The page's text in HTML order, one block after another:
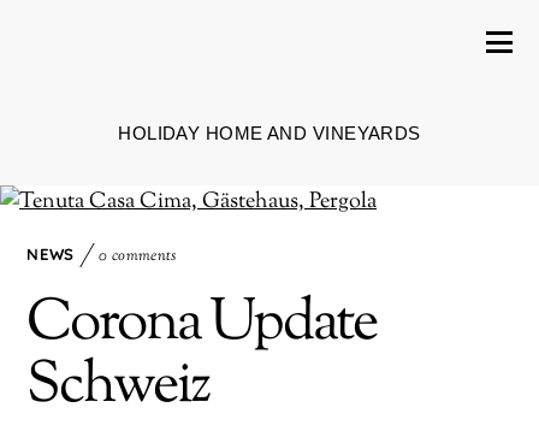
HOLIDAY HOME AND VINEYARDS
NEWS 0 comments
Corona Update
Schweiz